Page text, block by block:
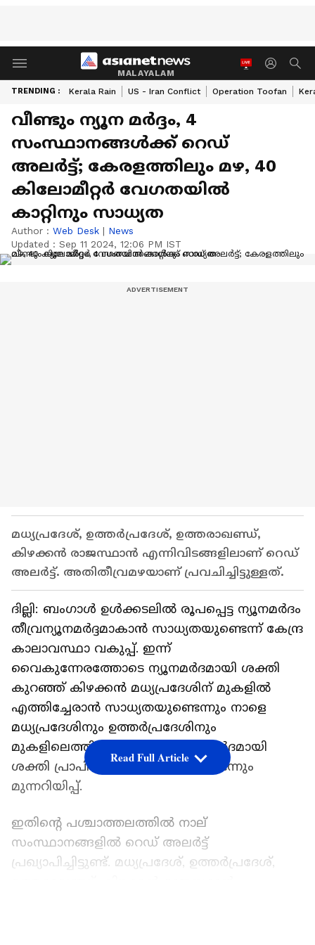
MALAYALAM
TRENDING : Kerala Rain US - Iran Conflict Operation Toofan
വീണ്ടും ന്യൂന മർദ്ദം, 4
സംസ്ഥാനങ്ങൾക്ക് റെഡ്
അലർട്ട്; കേരളത്തിലും മഴ, 40
കിലോമീറ്റർ വേഗതയിൽ
കാറ്റിനും സാധ്യത
Author : Web Desk | News
Updated : Sep 11 2024, 12:06 PM IST
മധ്യപ്രദേശ്, ഉത്തർപ്രദേശ്, ഉത്തരാഖണ്ഡ്,
കിഴക്കൻ രാജസ്ഥാൻ എന്നിവിടങ്ങളിലാണ് റെഡ്
അലർട്ട്. അതിതീവ്രമഴയാണ് പ്രവചിച്ചിട്ടുള്ളത്.
ദില്ലി: ബംഗാൾ ഉൾക്കടലിൽ രൂപപ്പെട്ട ന്യൂനമർദം
തീവ്രന്യൂനമർദ്ദമാകാൻ സാധ്യതയുണ്ടെന്ന് കേന്ദ്ര
കാലാവസ്ഥാ വകുപ്പ്. ഇന്ന്
വൈകുന്നേരത്തോടെ ന്യൂനമർദമായി ശക്തി
കുറഞ്ഞ് കിഴക്കൻ മധ്യപ്രദേശിന് മുകളിൽ
എത്തിച്ചേരാൻ സാധ്യതയുണ്ടെന്നും നാളെ
മധ്യപ്രദേശിനും ഉത്തർപ്രദേശിനും
മുകളിലെത്തി വീണ്ടും തീവ്രന്യൂനമർദമായി
ശക്തി പ്രാപിക്കാൻ സാധ്യതയുണ്ടെന്നും
മുന്നറിയിപ്പ്.
ഇതിന്‍റെ പശ്ചാത്തലത്തിൽ നാല്
സംസ്ഥാനങ്ങളിൽ റെഡ് അലർട്ട്
പ്രഖ്യാപിച്ചിട്ടുണ്ട്. മധ്യപ്രദേശ്, ഉത്തർപ്രദേശ്,
Read Full Article